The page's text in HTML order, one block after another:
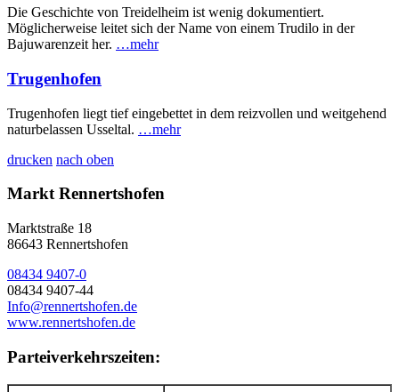
Die Geschichte von Treidelheim ist wenig dokumentiert.
Möglicherweise leitet sich der Name von einem Trudilo in der
Bajuwarenzeit her. …mehr
Trugenhofen
Trugenhofen liegt tief eingebettet in dem reizvollen und weitgehend
naturbelassen Usseltal. …mehr
drucken nach oben
Markt Rennertshofen
Marktstraße 18
86643 Rennertshofen
08434 9407-0
08434 9407-44
Info@rennertshofen.de
www.rennertshofen.de
Parteiverkehrszeiten: